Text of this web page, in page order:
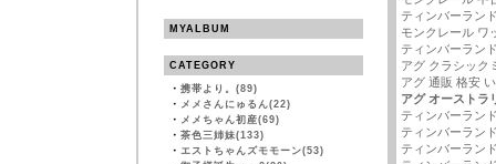
MYALBUM
CATEGORY
・ 携帯より。(89)
・ メメさんにゅるん(22)
・ メメちゃん初産(69)
・ 茶色三姉妹(133)
・ エストちゃんズモモーン(53)
ティンバーラン
モンクレール ワ
ティンバーラン
アグ クラシック
アグ 通販 格安 い
アグ オーストラ
ティンバーラン
ティンバーラン
ティンバーラン